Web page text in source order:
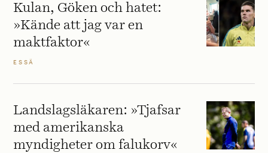
Kulan, Göken och hatet:
»Kände att jag var en
maktfaktor«
ESSÄ
Landslagsläkaren: »Tjafsar
med amerikanska
myndigheter om falukorv«